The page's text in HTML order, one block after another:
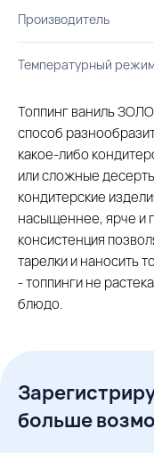
Производитель
Температурный
Топпинг ваниль
способ
какое-либо
или сложные
кондитерские
насыщеннее, ярче и
консистенция
тарелки и наносить
- топпинги не
блюдо.
больше